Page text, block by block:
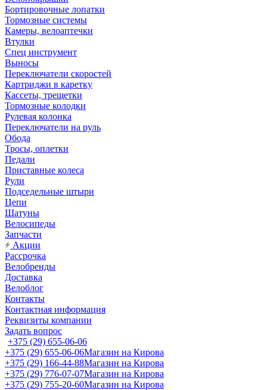
Бортировочные лопатки
Тормозные системы
Камеры, велоаптечки
Втулки
Спец инструмент
Выносы
Переключатели скоростей
Картриджи в каретку
Кассеты, трещетки
Тормозные колодки
Рулевая колонка
Переключатели на руль
Обода
Тросы, оплетки
Педали
Приставные колеса
Рули
Подседельные штыри
Цепи
Шатуны
Велосипеды
Запчасти
Акции
Рассрочка
Велобренды
Доставка
Велоблог
Контакты
Контактная информация
Реквизиты компании
Задать вопрос
+375 (29) 655-06-06
+375 (29) 655-06-06Магазин на Кирова
+375 (29) 166-44-88Магазин на Кирова
+375 (29) 776-07-07Магазин на Кирова
+375 (29) 755-20-60Магазин на Кирова